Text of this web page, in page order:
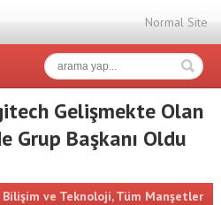
Normal Site
Gelişmekte Olan
Grup Başkanı Oldu
Bilişim ve Teknoloji,Tüm Manşetler